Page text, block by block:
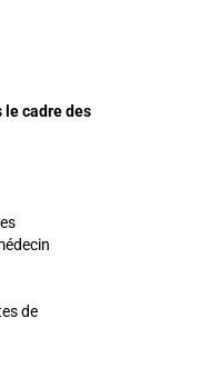
le cadre des
de